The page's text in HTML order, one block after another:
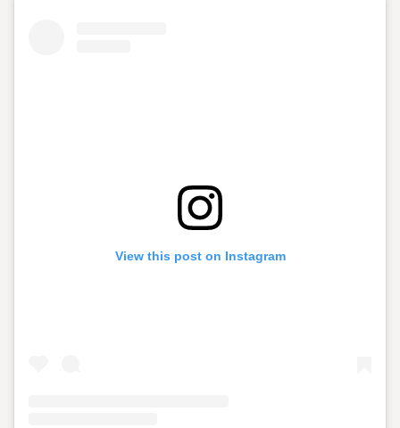
View this post on Instagram